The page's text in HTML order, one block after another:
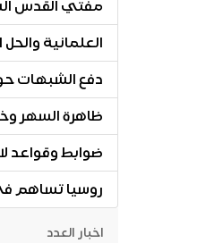
مفتي القدس
العلمانية والحل
دفع الشبهات حول جمع
ظاهرة السهر
ضوابط وقواعد
روسيا تساهم
اخبار العدد